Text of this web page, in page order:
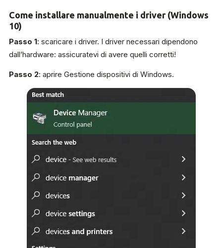
Come installare manualmente i driver (Windows
10)
Passo 1: scaricare i driver. I driver necessari dipendono
dall’hardware: assicuratevi di avere quelli corretti!
Passo 2: aprire Gestione dispositivi di Windows.